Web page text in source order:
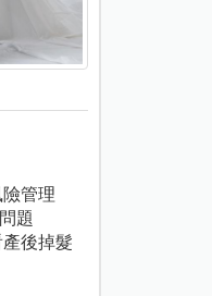
管理
題
後掉髮